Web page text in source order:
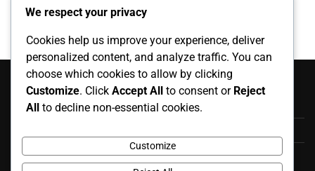
Catégories
Cosmétiques Twitch Drops
Récompenses du Pass de Saison
We respect your privacy
Cookies help us improve your experience, deliver
personalized content, and analyze traffic. You can
choose which cookies to allow by clicking
Customize. Click Accept All to consent or Reject
All to decline non-essential cookies.
Customize